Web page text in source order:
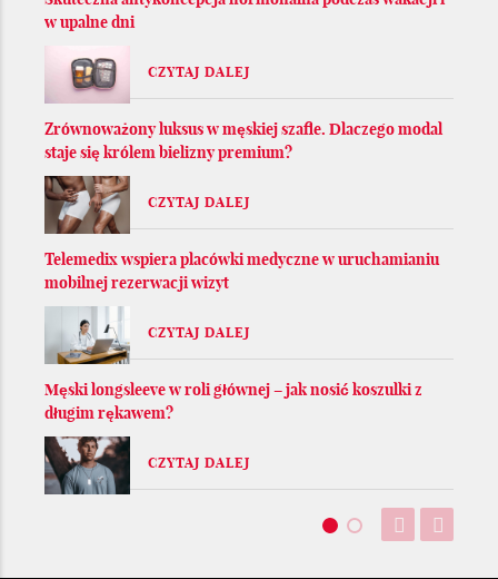
w upalne dni
CZYTAJ DALEJ
Zrównoważony luksus w męskiej szafie. Dlaczego modal
staje się królem bielizny premium?
CZYTAJ DALEJ
Telemedix wspiera placówki medyczne w uruchamianiu
mobilnej rezerwacji wizyt
CZYTAJ DALEJ
Męski longsleeve w roli głównej – jak nosić koszulki z
długim rękawem?
CZYTAJ DALEJ